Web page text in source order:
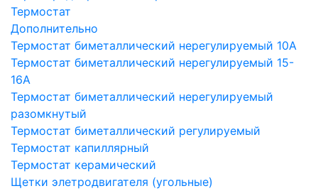
Термостат
Дополнительно
Термостат биметаллический нерегулируемый 10A
Термостат биметаллический нерегулируемый 15-
16A
Термостат биметаллический нерегулируемый
разомкнутый
Термостат биметаллический регулируемый
Термостат капиллярный
Термостат керамический
Щетки элетродвигателя (угольные)